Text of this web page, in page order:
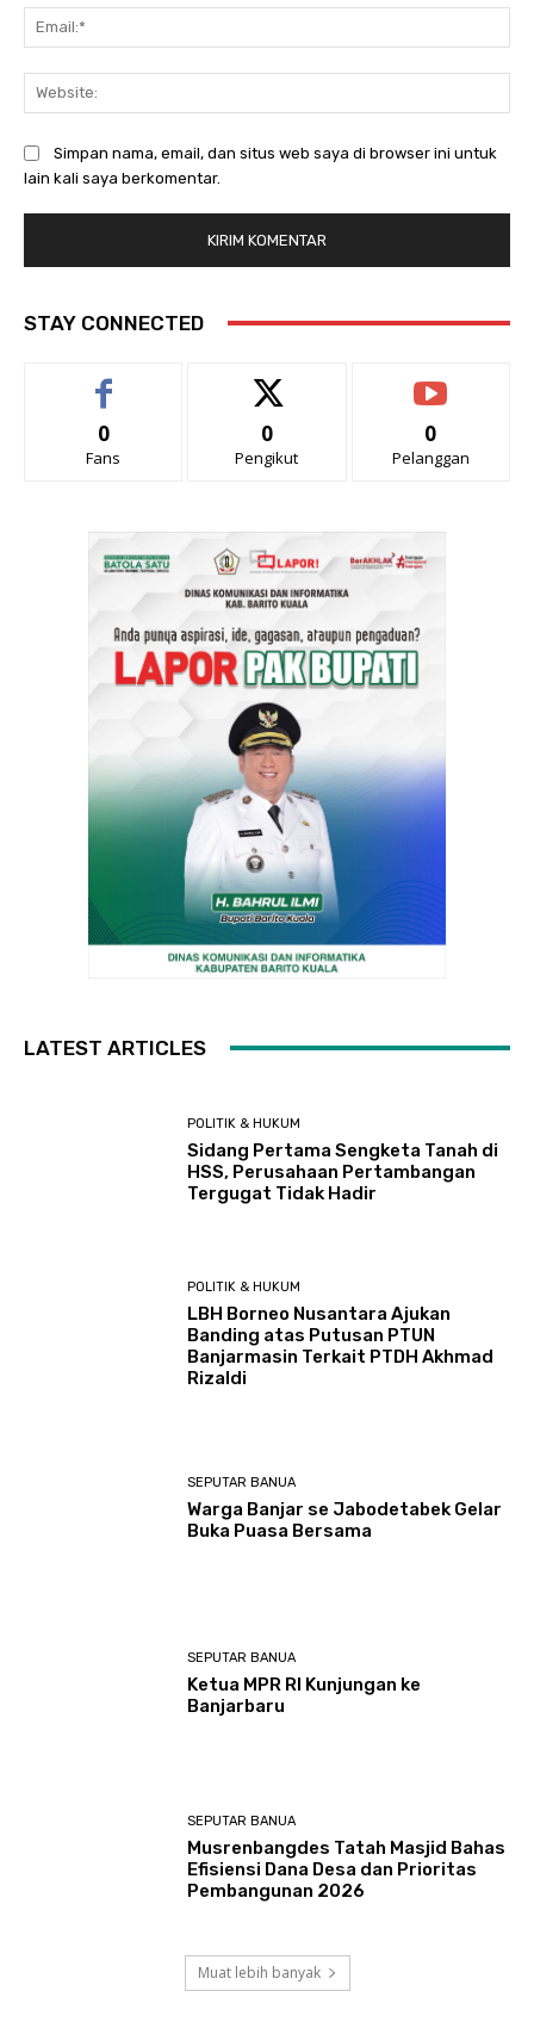
Simpan nama, email, dan situs web saya di browser ini untuk
lain kali saya berkomentar.
STAY CONNECTED
0
Fans
0
Pengikut
0
Pelanggan
LATEST ARTICLES
POLITIK & HUKUM
Sidang Pertama Sengketa Tanah di
HSS, Perusahaan Pertambangan
Tergugat Tidak Hadir
POLITIK & HUKUM
LBH Borneo Nusantara Ajukan
Banding atas Putusan PTUN
Banjarmasin Terkait PTDH Akhmad
Rizaldi
SEPUTAR BANUA
Warga Banjar se Jabodetabek Gelar
Buka Puasa Bersama
SEPUTAR BANUA
Ketua MPR RI Kunjungan ke
Banjarbaru
SEPUTAR BANUA
Musrenbangdes Tatah Masjid Bahas
Efisiensi Dana Desa dan Prioritas
Pembangunan 2026
Muat lebih banyak